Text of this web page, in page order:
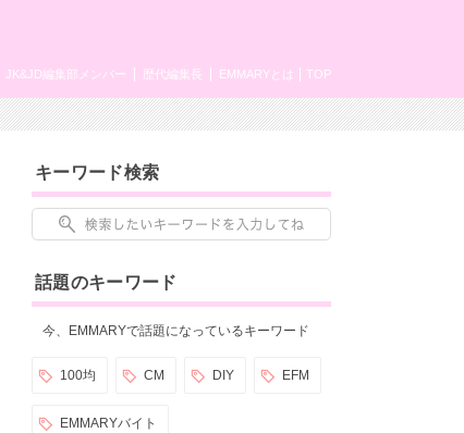
TOP
EMMARYとは
歴代編集長
JK&JD編集部メンバー
キーワード検索
話題のキーワード
今、EMMARYで話題になっているキーワード
100均 CM DIY EFM
EMMARYバイト